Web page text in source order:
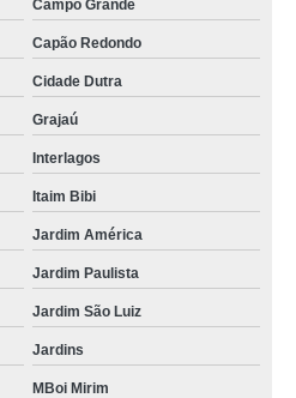
Campo Grande
Capão Redondo
Cidade Dutra
Grajaú
Interlagos
Itaim Bibi
Jardim América
Jardim Paulista
Jardim São Luiz
Jardins
MBoi Mirim